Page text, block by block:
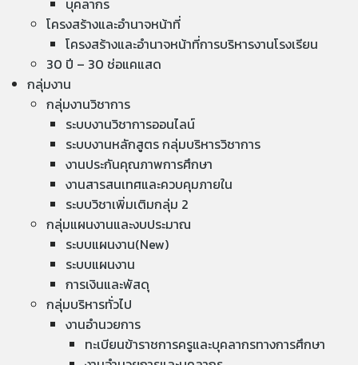
โครงสร้างและอำนาจหน้าที่
โครงสร้างและอำนาจหน้าที่การบริหารงานโรงเรียน
30 ปี – 30 ช่อแคแสด
กลุ่มงาน
กลุ่มงานวิชาการ
ระบบงานวิชาการออนไลน์
ระบบงานหลักสูตร กลุ่มบริหารวิชาการ
งานประกันคุณภาพการศึกษา
งานสารสนเทศและควบคุมภายใน
ระบบวิชาเพิ่มเติมกลุ่ม 2
กลุ่มแผนงานและงบประมาณ
ระบบแผนงาน(New)
ระบบแผนงาน
การเงินและพัสดุ
กลุ่มบริหารทั่วไป
งานอำนวยการ
ทะเบียนข้าราชการครูและบุคลากรทางการศึกษา